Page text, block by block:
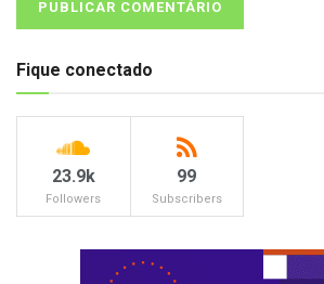
Fique conectado
23.9k
Followers
99
Subscribers